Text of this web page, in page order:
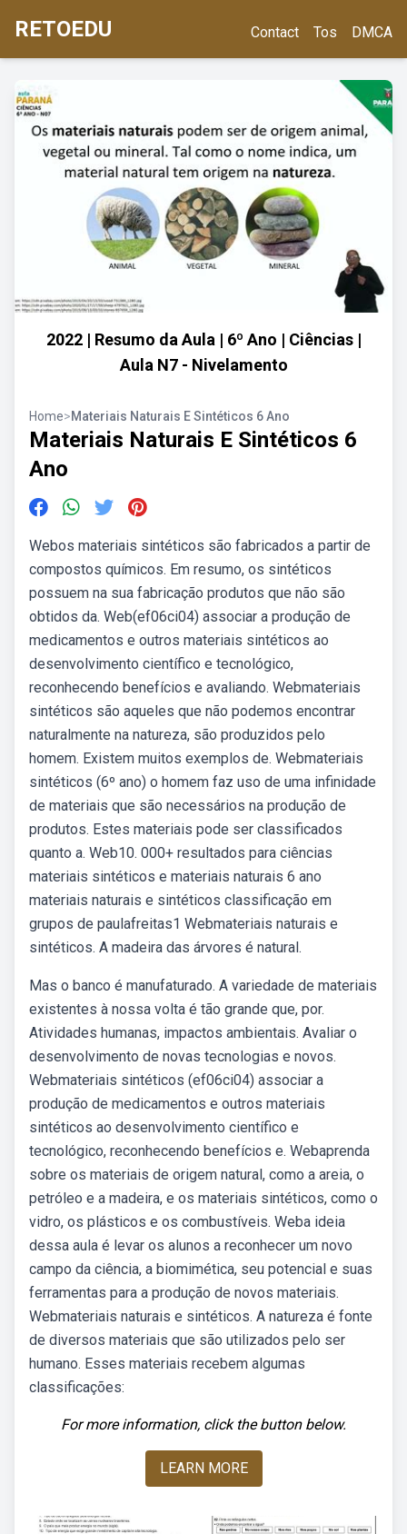
RETOEDU Contact Tos DMCA
2022 | Resumo da Aula | 6º Ano | Ciências |
Aula N7 - Nivelamento
Home>Materiais Naturais E Sintéticos 6 Ano
Materiais Naturais E Sintéticos 6
Ano
Webos materiais sintéticos são fabricados a partir de
compostos químicos. Em resumo, os sintéticos
possuem na sua fabricação produtos que não são
obtidos da. Web(ef06ci04) associar a produção de
medicamentos e outros materiais sintéticos ao
desenvolvimento científico e tecnológico,
reconhecendo benefícios e avaliando. Webmateriais
sintéticos são aqueles que não podemos encontrar
naturalmente na natureza, são produzidos pelo
homem. Existem muitos exemplos de. Webmateriais
sintéticos (6º ano) o homem faz uso de uma infinidade
de materiais que são necessários na produção de
produtos. Estes materiais pode ser classificados
quanto a. Web10. 000+ resultados para ciências
materiais sintéticos e materiais naturais 6 ano
materiais naturais e sintéticos classificação em
grupos de paulafreitas1 Webmateriais naturais e
sintéticos. A madeira das árvores é natural.
Mas o banco é manufaturado. A variedade de materiais
existentes à nossa volta é tão grande que, por.
Atividades humanas, impactos ambientais. Avaliar o
desenvolvimento de novas tecnologias e novos.
Webmateriais sintéticos (ef06ci04) associar a
produção de medicamentos e outros materiais
sintéticos ao desenvolvimento científico e
tecnológico, reconhecendo benefícios e. Webaprenda
sobre os materiais de origem natural, como a areia, o
petróleo e a madeira, e os materiais sintéticos, como o
vidro, os plásticos e os combustíveis. Weba ideia
dessa aula é levar os alunos a reconhecer um novo
campo da ciência, a biomimética, seu potencial e suas
ferramentas para a produção de novos materiais.
Webmateriais naturais e sintéticos. A natureza é fonte
de diversos materiais que são utilizados pelo ser
humano. Esses materiais recebem algumas
classificações:
For more information, click the button below.
LEARN MORE